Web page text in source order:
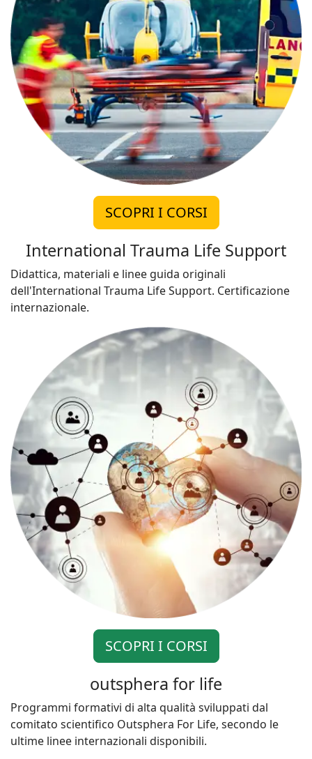
SCOPRI I CORSI
International Trauma Life Support
Didattica, materiali e linee guida originali
dell'International Trauma Life Support. Certificazione
internazionale.
SCOPRI I CORSI
outsphera for life
Programmi formativi di alta qualità sviluppati dal
comitato scientifico Outsphera For Life, secondo le
ultime linee internazionali disponibili.